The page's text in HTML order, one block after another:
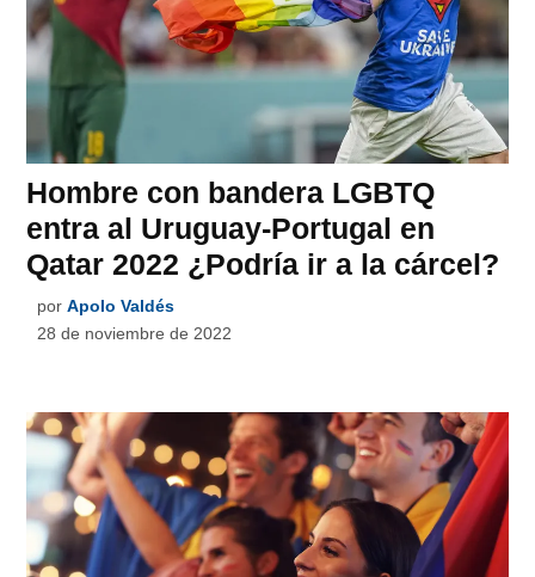
Hombre con bandera LGBTQ
entra al Uruguay-Portugal en
Qatar 2022 ¿Podría ir a la cárcel?
por Apolo Valdés
28 de noviembre de 2022